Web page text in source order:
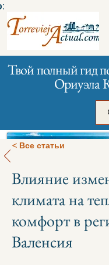
Твой полный гид
Ориуэла
< Все статьи
Влияние
климата на
комфорт в
Валенсия